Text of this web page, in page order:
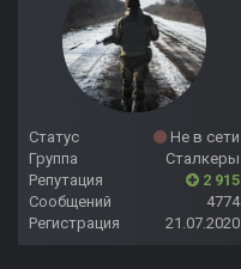
Статус
Не в сети
Группа
Сталкеры
Репутация
2 915
Сообщений
4774
Регистрация
21.07.2020